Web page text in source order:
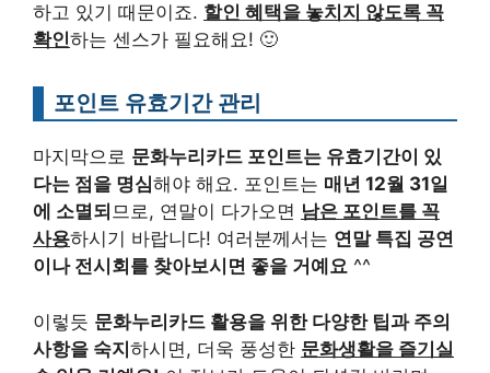
하고 있기 때문이죠. 할인 혜택을 놓치지 않도록 꼭
확인하는 센스가 필요해요! 🙂
포인트 유효기간 관리
마지막으로 문화누리카드 포인트는 유효기간이 있
다는 점을 명심해야 해요. 포인트는 매년 12월 31일
에 소멸되 므로, 연말이 다가오면 남은 포인트를 꼭
사용하시기 바랍니다! 여러분께서는 연말 특집 공연
이나 전시회를 찾아보시면 좋을 거예요 ^^
이렇듯 문화누리카드 활용을 위한 다양한 팁과 주의
사항을 숙지하시면, 더욱 풍성한 문화생활을 즐기실